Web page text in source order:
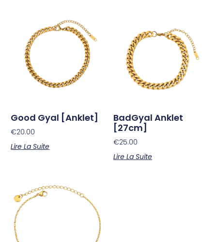
Good Gyal [Anklet]
€20.00
Lire La Suite
BadGyal Anklet
[27cm]
€25.00
Lire La Suite